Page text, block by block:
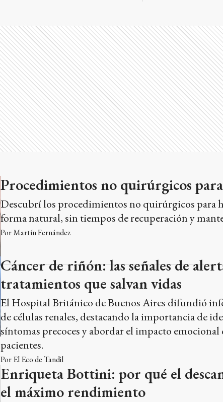
Procedimientos no quirúrgicos
Descubrí los procedimientos no quirúrgicos para
forma natural, sin tiempos de recuperación y
PorMartín Fernández
Cáncer de riñón: las señales de
tratamientos que salvan vidas
El Hospital Británico de Buenos Aires difundió
de células renales, destacando la importancia de
síntomas precoces y abordar el impacto
pacientes.
PorEl Eco de Tandil
Enriqueta Bottini: por qué el
el máximo rendimiento